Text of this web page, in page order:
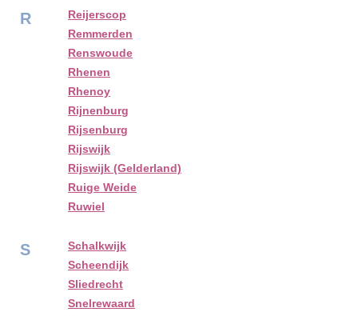
R
Reijerscop
Remmerden
Renswoude
Rhenen
Rhenoy
Rijnenburg
Rijsenburg
Rijswijk
Rijswijk (Gelderland)
Ruige Weide
Ruwiel
S
Schalkwijk
Scheendijk
Sliedrecht
Snelrewaard